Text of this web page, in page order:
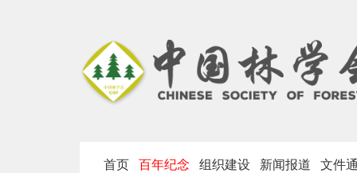
首页 百年纪念 组织建设 新闻报道 文件